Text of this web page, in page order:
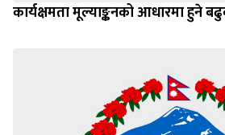
कार्यक्षमता मूल्याङ्कनको आधारमा हुने